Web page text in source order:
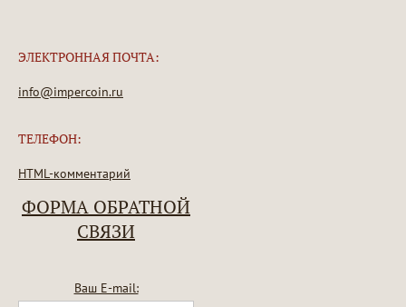
ЭЛЕКТРОННАЯ ПОЧТА:
info@impercoin.ru
ТЕЛЕФОН:
HTML-комментарий
ФОРМА ОБРАТНОЙ
СВЯЗИ
Ваш E-mail: